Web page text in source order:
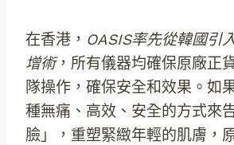
在香港， OASIS率先從韓國引
增術，所有儀器均確保原廠正
隊操作，確保安全和效果。如
種無痛、高效、安全的方式來
臉」，重塑緊緻年輕的肌膚，